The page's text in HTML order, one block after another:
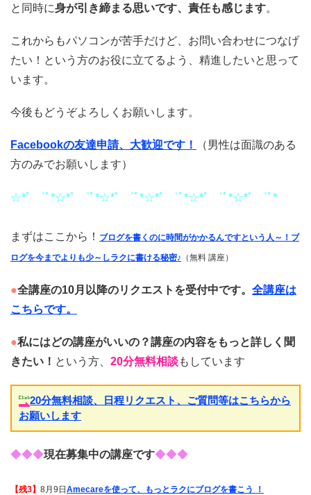
と同時に身が引き締まる思いです、責任も感じます。
これからもパソコンが苦手だけど、お問い合わせにつなげ
たい！という方のお役に立てるよう、精進したいと思って
います。
今後もどうぞよろしくお願いします。
Facebookの友達申請、大歓迎です！
（男性は面識のある
方のみでお願いします）
☆*ﾟ ゜ﾟ*☆*ﾟ ゜ﾟ*☆*ﾟ ゜ﾟ*☆*ﾟ ゜ﾟ*☆*ﾟ ゜ﾟ*☆*ﾟ ゜ﾟ*
まずはここから！ ブログを書くのに時間がかかるんですという人～！ブ
ログを今までよりも少～しラクに書ける秘密♪ （無料 講座）
●全講座の10月以降のリクエストを受付中です。 全講座は
こちらです。
●私にはどの講座がいいの？講座の内容をもっと詳しく聞
きたい！ という方、 20分無料相談もしています
20分無料相談、日程リクエスト、ご質問等はこちらから
お願いします
◆◆◆現在募集中の講座です◆◆◆
【残3】 8月9日Amecareを使って、もっとラクにブログを書こう ！